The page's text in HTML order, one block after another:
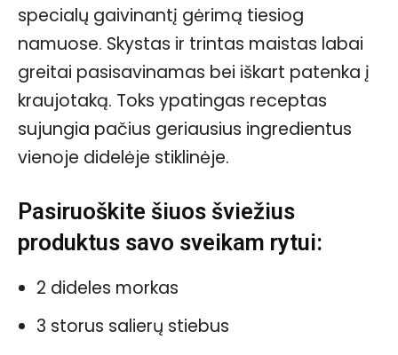
specialų gaivinantį gėrimą tiesiog
namuose. Skystas ir trintas maistas labai
greitai pasisavinamas bei iškart patenka į
kraujotaką. Toks ypatingas receptas
sujungia pačius geriausius ingredientus
vienoje didelėje stiklinėje.
Pasiruoškite šiuos šviežius
produktus savo sveikam rytui:
2 dideles morkas
3 storus salierų stiebus